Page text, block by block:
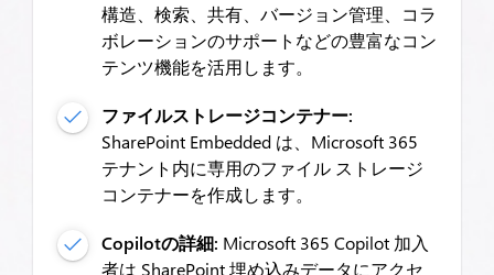
構造、検索、共有、バージョン管理、コラ
ボレーションのサポートなどの豊富なコン
テンツ機能を活用します。
ファイルストレージコンテナー:
SharePoint Embedded は、Microsoft 365
テナント内に専用のファイル ストレージ
コンテナーを作成します。
Copilotの詳細: Microsoft 365 Copilot 加入
者は SharePoint 埋め込みデータにアクセ